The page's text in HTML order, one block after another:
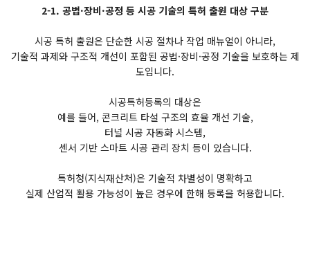
2-1. 공법·장비·공정 등 시공 기술의 특허 출원 대상 구분
시공 특허 출원은 단순한 시공 절차나 작업 매뉴얼이 아니라,
기술적 과제와 구조적 개선이 포함된 공법·장비·공정 기술을 보호하는 제
도입니다.
시공특허등록의 대상은
예를 들어, 콘크리트 타설 구조의 효율 개선 기술,
터널 시공 자동화 시스템,
센서 기반 스마트 시공 관리 장치 등이 있습니다.
특허청(지식재산처)은 기술적 차별성이 명확하고
실제 산업적 활용 가능성이 높은 경우에 한해 등록을 허용합니다.